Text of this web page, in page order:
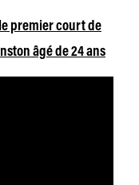
premier court de
âgé de 24 ans